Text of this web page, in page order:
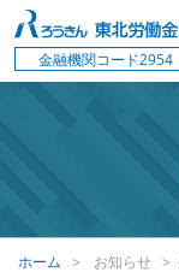
金融機関コード2954
ホーム お知らせ